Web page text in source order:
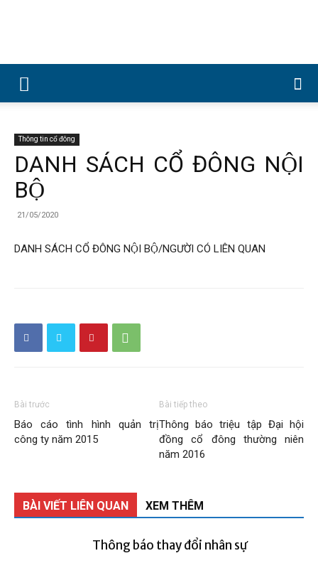
Công
phần
Thông tin cổ đông
DANH SÁCH CỔ ĐÔNG NỘI
BỘ
21/05/2020
DANH SÁCH CỔ ĐÔNG NỘI BỘ/NGƯỜI CÓ LIÊN QUAN
Bài trước
Báo cáo tình hình quản trị
công ty năm 2015
Bài tiếp theo
Thông báo triệu tập Đại hội
đồng cổ đông thường niên
năm 2016
BÀI VIẾT LIÊN QUAN XEM THÊM
Thông báo thay đổi nhân sự